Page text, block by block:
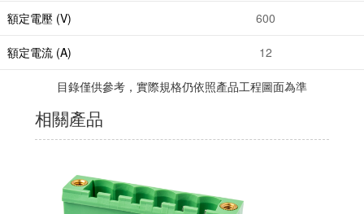
額定電壓 (V) 600
額定電流 (A) 12
目錄僅供參考，實際規格仍依照產品工程圖面為準
相關產品